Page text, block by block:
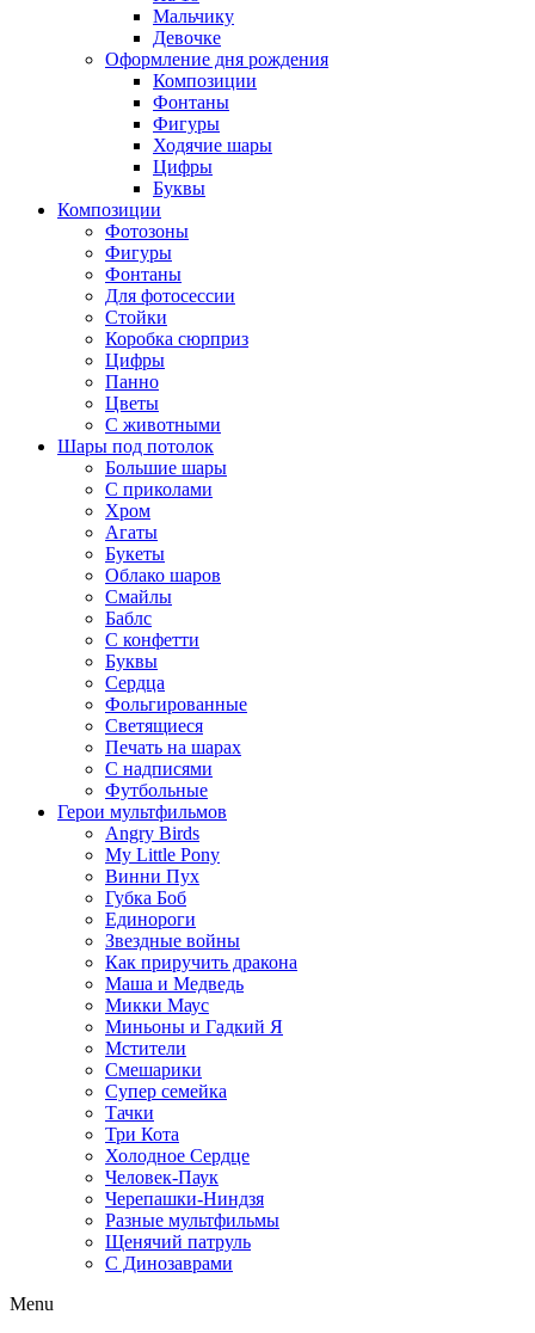
Мальчику
Девочке
Оформление дня рождения
Композиции
Фонтаны
Фигуры
Ходячие шары
Цифры
Буквы
Композиции
Фотозоны
Фигуры
Фонтаны
Для фотосессии
Стойки
Коробка сюрприз
Цифры
Панно
Цветы
С животными
Шары под потолок
Большие шары
С приколами
Хром
Агаты
Букеты
Облако шаров
Смайлы
Баблс
С конфетти
Буквы
Сердца
Фольгированные
Светящиеся
Печать на шарах
С надписями
Футбольные
Герои мультфильмов
Angry Birds
My Little Pony
Винни Пух
Губка Боб
Единороги
Звездные войны
Как приручить дракона
Маша и Медведь
Микки Маус
Миньоны и Гадкий Я
Мстители
Смешарики
Супер семейка
Тачки
Три Кота
Холодное Сердце
Человек-Паук
Черепашки-Ниндзя
Разные мультфильмы
Щенячий патруль
C Динозаврами
Menu